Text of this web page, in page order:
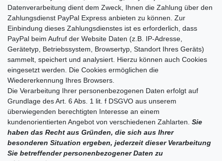
Datenverarbeitung dient dem Zweck, Ihnen die Zahlung über den
Zahlungsdienst PayPal Express anbieten zu können. Zur
Einbindung dieses Zahlungsdienstes ist es erforderlich, dass
PayPal beim Aufruf der Website Daten (z.B. IP-Adresse,
Gerätetyp, Betriebssystem, Browsertyp, Standort Ihres Geräts)
sammelt, speichert und analysiert. Hierzu können auch Cookies
eingesetzt werden. Die Cookies ermöglichen die
Wiedererkennung Ihres Browsers.
Die Verarbeitung Ihrer personenbezogenen Daten erfolgt auf
Grundlage des Art. 6 Abs. 1 lit. f DSGVO aus unserem
überwiegenden berechtigten Interesse an einem
kundenorientierten Angebot von verschiedenen Zahlarten. Sie
haben das Recht aus Gründen, die sich aus Ihrer
besonderen Situation ergeben, jederzeit dieser Verarbeitung
Sie betreffender personenbezogener Daten zu